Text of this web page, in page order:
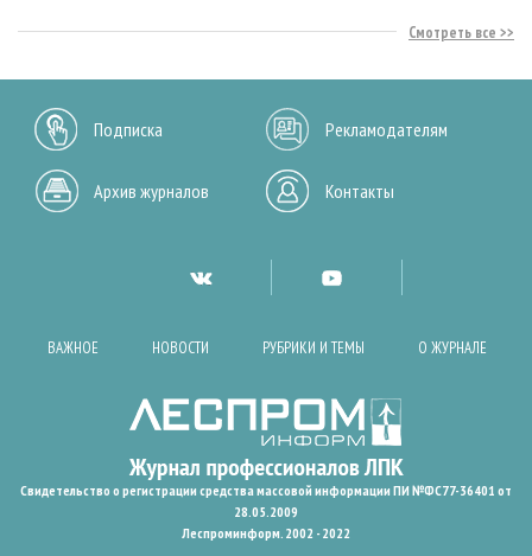
Смотреть все
Подписка Рекламодателям
Архив журналов Контакты
ВАЖНОЕ НОВОСТИ РУБРИКИ И ТЕМЫ О ЖУРНАЛЕ
Свидетельство о регистрации средства массовой информации ПИ №ФС77-36401 от
28.05.2009
Леспроминформ. 2002 - 2022